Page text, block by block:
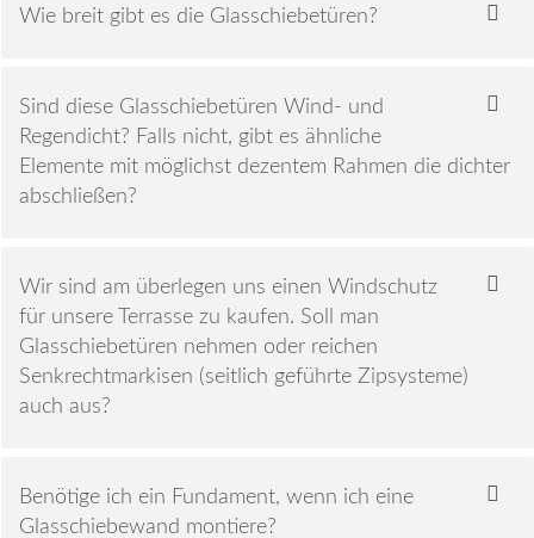
Wie breit gibt es die Glasschiebetüren?
Sind diese Glasschiebetüren Wind- und
Regendicht? Falls nicht, gibt es ähnliche
Elemente mit möglichst dezentem Rahmen die dichter
abschließen?
Wir sind am überlegen uns einen Windschutz
für unsere Terrasse zu kaufen. Soll man
Glasschiebetüren nehmen oder reichen
Senkrechtmarkisen (seitlich geführte Zipsysteme)
auch aus?
Benötige ich ein Fundament, wenn ich eine
Glasschiebewand montiere?